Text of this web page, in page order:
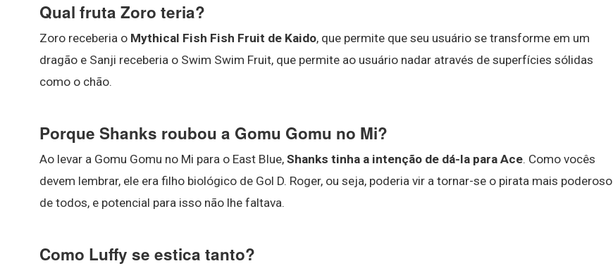
Qual fruta Zoro teria?
Zoro receberia o Mythical Fish Fish Fruit de Kaido, que permite que seu usuário se transforme em um
dragão e Sanji receberia o Swim Swim Fruit, que permite ao usuário nadar através de superfícies sólidas
como o chão.
Porque Shanks roubou a Gomu Gomu no Mi?
Ao levar a Gomu Gomu no Mi para o East Blue, Shanks tinha a intenção de dá-la para Ace. Como vocês
devem lembrar, ele era filho biológico de Gol D. Roger, ou seja, poderia vir a tornar-se o pirata mais poderoso
de todos, e potencial para isso não lhe faltava.
Como Luffy se estica tanto?